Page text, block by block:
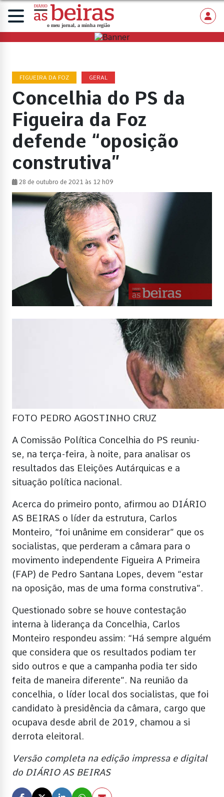
FIGUEIRA DA FOZ GERAL
Concelhia do PS da
Figueira da Foz
defende “oposição
construtiva”
28 de outubro de 2021 às 12 h09
FOTO PEDRO AGOSTINHO CRUZ
A Comissão Política Concelhia do PS reuniu-
se, na terça-feira, à noite, para analisar os
resultados das Eleições Autárquicas e a
situação política nacional.
Acerca do primeiro ponto, afirmou ao DIÁRIO
AS BEIRAS o líder da estrutura, Carlos
Monteiro, “foi unânime em considerar” que os
socialistas, que perderam a câmara para o
movimento independente Figueira A Primeira
(FAP) de Pedro Santana Lopes, devem “estar
na oposição, mas de uma forma construtiva”.
Questionado sobre se houve contestação
interna à liderança da Concelhia, Carlos
Monteiro respondeu assim: “Há sempre alguém
que considera que os resultados podiam ter
sido outros e que a campanha podia ter sido
feita de maneira diferente”. Na reunião da
concelhia, o líder local dos socialistas, que foi
candidato à presidência da câmara, cargo que
ocupava desde abril de 2019, chamou a si
derrota eleitoral.
Versão completa na edição impressa e digital
do DIÁRIO AS BEIRAS